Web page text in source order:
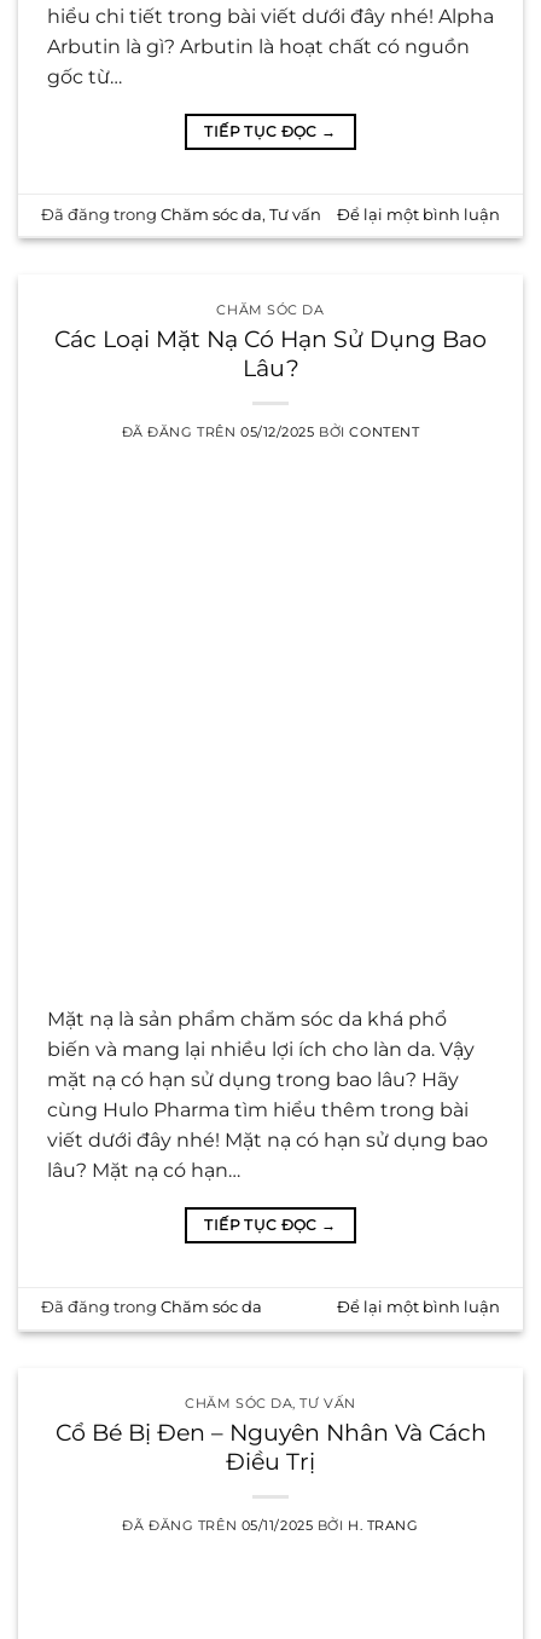
hiểu chi tiết trong bài viết dưới đây nhé! Alpha
Arbutin là gì? Arbutin là hoạt chất có nguồn
gốc từ…
TIẾP TỤC ĐỌC →
Đã đăng trongChăm sóc da,Tư vấn Để lại một bình luận
CHĂM SÓC DA
Các Loại Mặt Nạ Có Hạn Sử Dụng Bao
Lâu?
ĐÃ ĐĂNG TRÊN 05/12/2025 BỞICONTENT
Mặt nạ là sản phẩm chăm sóc da khá phổ
biến và mang lại nhiều lợi ích cho làn da. Vậy
mặt nạ có hạn sử dụng trong bao lâu? Hãy
cùng Hulo Pharma tìm hiểu thêm trong bài
viết dưới đây nhé! Mặt nạ có hạn sử dụng bao
lâu? Mặt nạ có hạn…
TIẾP TỤC ĐỌC →
Đã đăng trongChăm sóc da Để lại một bình luận
CHĂM SÓC DA,TƯ VẤN
Cổ Bé Bị Đen – Nguyên Nhân Và Cách
Điều Trị
ĐÃ ĐĂNG TRÊN 05/11/2025 BỞI H. TRANG